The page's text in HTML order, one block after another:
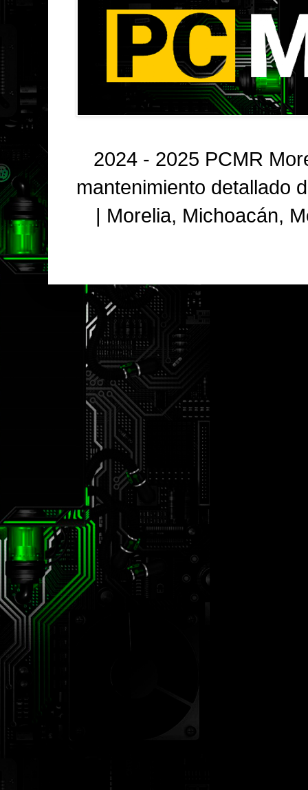
2024 - 2025 PCMR
mantenimiento detallado
| Morelia, Michoacán,